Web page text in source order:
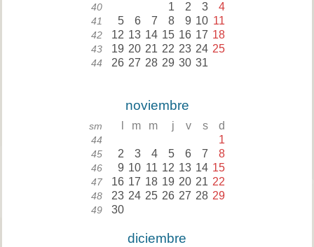
40 1 2 3 4
41 5 6 7 8 9 10 11
42 12 13 14 15 16 17 18
43 19 20 21 22 23 24 25
44 26 27 28 29 30 31
noviembre
sm m m j v s d
44 1
45 2 3 4 5 6 7 8
46 9 10 11 12 13 14 15
47 16 17 18 19 20 21 22
48 23 24 25 26 27 28 29
49 30
diciembre